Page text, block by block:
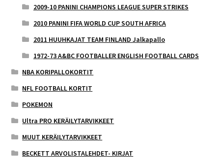
2009-10 PANINI CHAMPIONS LEAGUE SUPER STRIKES
2010 PANINI FIFA WORLD CUP SOUTH AFRICA
2011 HUUHKAJAT TEAM FINLAND Jalkapallo
1972-73 A&BC FOOTBALLER ENGLISH FOOTBALL CARDS
NBA KORIPALLOKORTIT
NFL FOOTBALL KORTIT
POKEMON
Ultra PRO KERÄILYTARVIKKEET
MUUT KERÄILYTARVIKKEET
BECKETT ARVOLISTALEHDET- KIRJAT